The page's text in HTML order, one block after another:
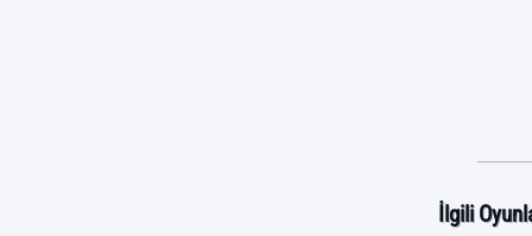
İlgili